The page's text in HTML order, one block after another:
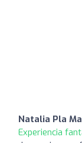
Natalia Pla
Experiencia